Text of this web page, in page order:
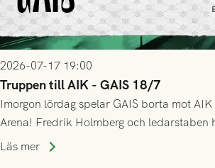
2026-07-17 19:00
Truppen till AIK - GAIS 18/7
Imorgon lördag spelar GAIS borta mot
Arena! Fredrik Holmberg och ledarstaben
trupp till matchen:
Läs mer